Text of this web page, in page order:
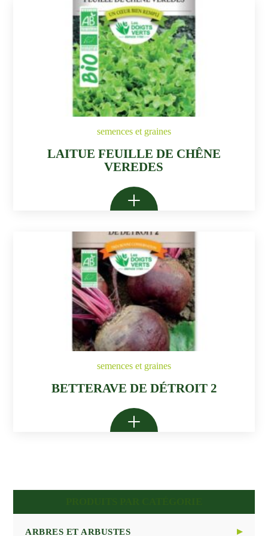
ARBRES ET ARBUSTES
semences et graines
LAITUE FEUILLE DE CHÊNE
VEREDES
semences et graines
BETTERAVE DE DÉTROIT 2